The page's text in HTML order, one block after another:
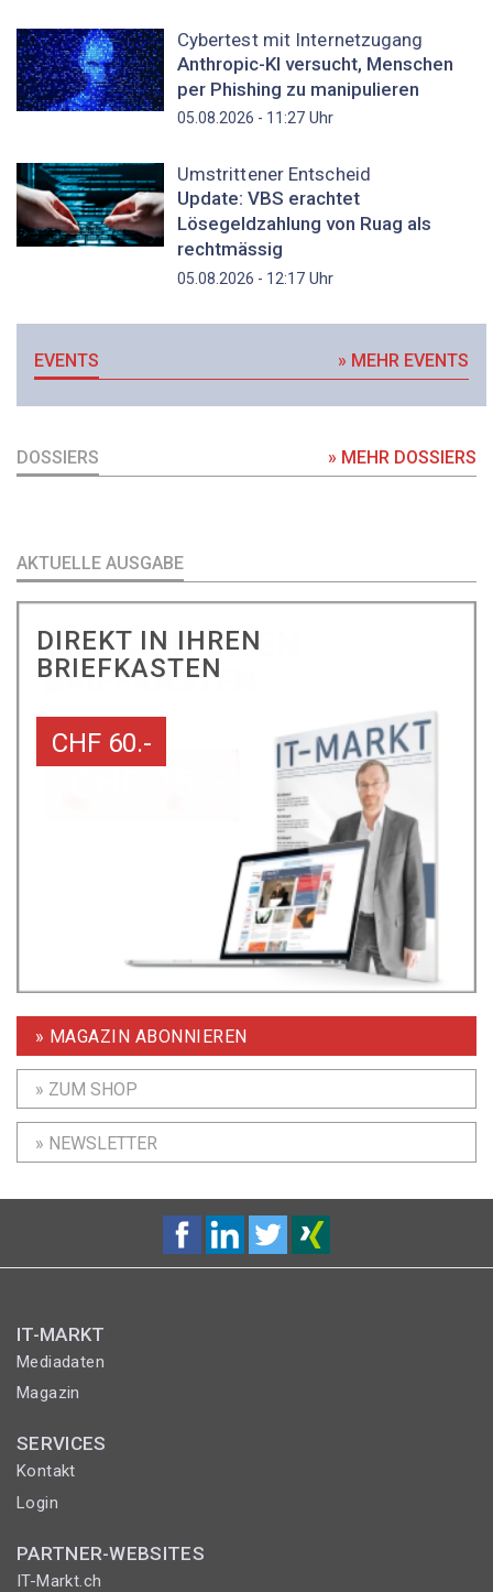
Cybertest mit Internetzugang
Anthropic-KI versucht, Menschen
per Phishing zu manipulieren
05.08.2026 - 11:27Uhr
Umstrittener Entscheid
Update: VBS erachtet
Lösegeldzahlung von Ruag als
rechtmässig
05.08.2026 - 12:17Uhr
EVENTS » MEHR EVENTS
DOSSIERS » MEHR DOSSIERS
AKTUELLE AUSGABE
DIREKT IN IHREN
BRIEFKASTEN
CHF 60.-
» MAGAZIN ABONNIEREN
» ZUM SHOP
» NEWSLETTER
IT-MARKT
Mediadaten
Magazin
SERVICES
Kontakt
Login
PARTNER-WEBSITES
IT-Markt.ch